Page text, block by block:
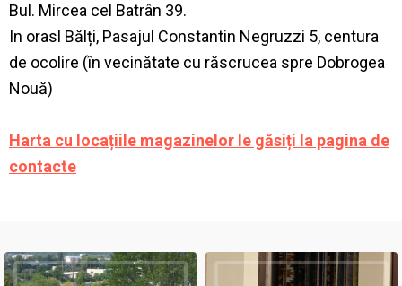
Bul. Mircea cel Batrân 39.
In orasl Bălți, Pasajul Constantin Negruzzi 5, centura
de ocolire (în vecinătate cu răscrucea spre Dobrogea
Nouă)
Harta cu locațiile magazinelor le găsiți la pagina de
contacte